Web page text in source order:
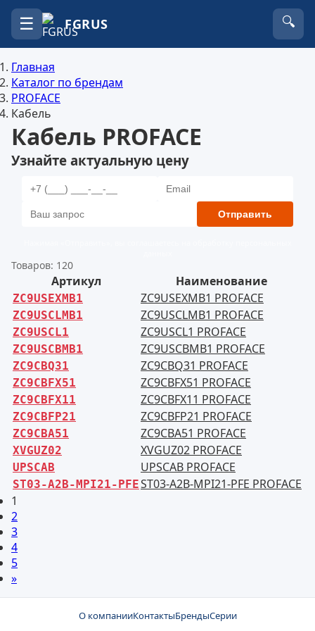
☰ FGRUS 🔍
Главная
Каталог по брендам
PROFACE
Кабель
Кабель PROFACE
Узнайте актуальную цену
Отправить
Товаров: 120
Артикул Наименование
ZC9USEXMB1 ZC9USEXMB1 PROFACE
ZC9USCLMB1 ZC9USCLMB1 PROFACE
ZC9USCL1 ZC9USCL1 PROFACE
ZC9USCBMB1 ZC9USCBMB1 PROFACE
ZC9CBQ31 ZC9CBQ31 PROFACE
ZC9CBFX51 ZC9CBFX51 PROFACE
ZC9CBFX11 ZC9CBFX11 PROFACE
ZC9CBFP21 ZC9CBFP21 PROFACE
ZC9CBA51 ZC9CBA51 PROFACE
XVGUZ02 XVGUZ02 PROFACE
UPSCAB UPSCAB PROFACE
ST03-A2B-MPI21-PFEST03-A2B-MPI21-PFE PROFACE
1
2
3
4
5
»
О компанииКонтактыБрендыСерии